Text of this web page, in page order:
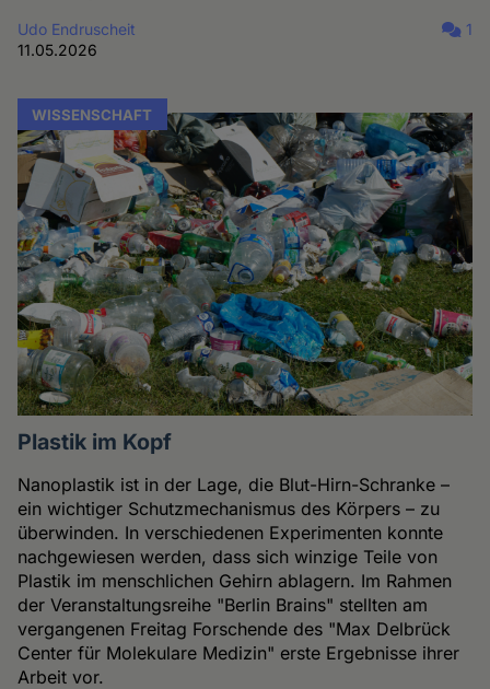
Udo Endruscheit
11.05.2026
1
WISSENSCHAFT
Plastik im Kopf
Nanoplastik ist in der Lage, die Blut-Hirn-Schranke –
ein wichtiger Schutzmechanismus des Körpers – zu
überwinden. In verschiedenen Experimenten konnte
nachgewiesen werden, dass sich winzige Teile von
Plastik im menschlichen Gehirn ablagern. Im Rahmen
der Veranstaltungsreihe "Berlin Brains" stellten am
vergangenen Freitag Forschende des "Max Delbrück
Center für Molekulare Medizin" erste Ergebnisse ihrer
Arbeit vor.